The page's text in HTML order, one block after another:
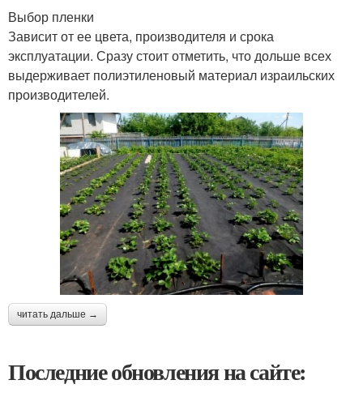
Выбор пленки
Зависит от ее цвета, производителя и срока
эксплуатации. Сразу стоит отметить, что дольше всех
выдерживает полиэтиленовый материал израильских
производителей.
читать дальше →
Последние обновления на сайте: